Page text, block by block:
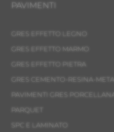
PAVIMENTI
GRES EFFETTO LEGNO
GRES EFFETTO MARMO
GRES EFFETTO PIETRA
GRES CEMENTO-RESINA-
PAVIMENTI GRES
PARQUET
SPC E LAMINATO